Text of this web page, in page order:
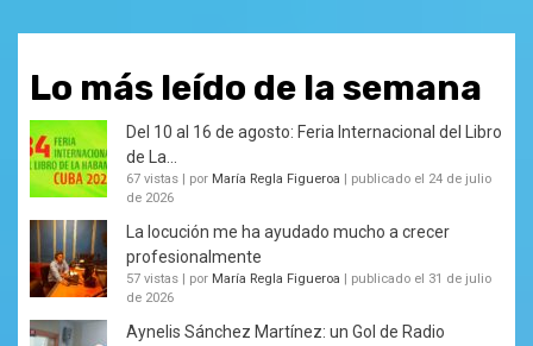
Lo más leído de la semana
Del 10 al 16 de agosto: Feria Internacional del Libro
de La...
67 vistas por María Regla Figueroa
publicado el 24 de julio
de 2026
La locución me ha ayudado mucho a crecer
profesionalmente
57 vistas por María Regla Figueroa
publicado el 31 de julio
de 2026
Aynelis Sánchez Martínez: un Gol de Radio